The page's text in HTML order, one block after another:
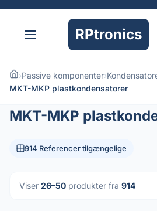
RPtronics
›Passive komponenter›
MKT-MKP plastkondensatorer
MKT-MKP
914 Referencer tilgængelige
Viser 26–50 produkter fra 914